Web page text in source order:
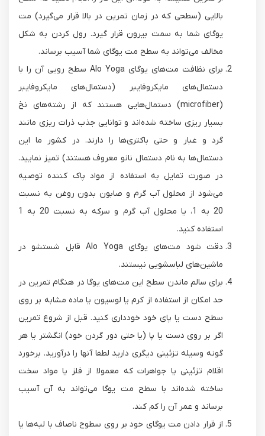
بالایی (سطحی که در زمان تمرین در بالا قرار می‌گیرد) مت
یوگای شما به سمت بیرون قرار گیرد. رول کردن به شکل
مخالف می‌تواند به سطح مت یوگای شما آسیب برساند.
برای نظافت مت‌های یوگای Alo Yoga سطح رویی آن را با
دستمال‌های مایکروفایبر (دستمال‌های مایکروفایبر
(microfiber) دستمال‌هایی هستند که از رشته‌های نخ
بسیار ریزی ساخته شده‌اند و توانایی جذب ذرات ریزی مانند
گرد و غبار و حتی باکتری‌ها را دارند. در کشور ما این
دستمال‌ها به نام دستمال نانو معروف هستند) تمیز نمایید.
در صورت تمایل به استفاده از مواد پاک کننده توصیه
می‌شود از محلول آب گرم و صابون بدون روغن به نسبت
20 به 1، یا محلول آب گرم و سرکه به نسبت 20 به 1
استفاده کنید.
دقت شود مت‌های یوگای Alo Yoga قابل شستشو در
ماشین‌های لباسشویی نیستند.
برای سالم ماندن سطح این مت‌های یوگا در هنگام تمرین در
حد امکان از استفاده از کرم یا لوسیون یا ماده مشابه بر روی
سطح دست یا پای خود خودداری کنید. قبل از شروع تمرین
اگر بر روی دست یا پا (یا حتی دور گردن خود) انگشتر یا هر
گونه وسیله تزئینی دیگری دارید لطفا آنها را درآورید. برخورد
اقلام تزئینی یا جواهرات که معمولا از فلز یا مواد سخت
ساخته شده‌اند با سطح مت یوگا می‌تواند به آن آسیب
برساند و عمر آن را کم کند.
از قرار دادن مت یوگای خود بر روی سطوح ناصاف با لبه‌ها یا